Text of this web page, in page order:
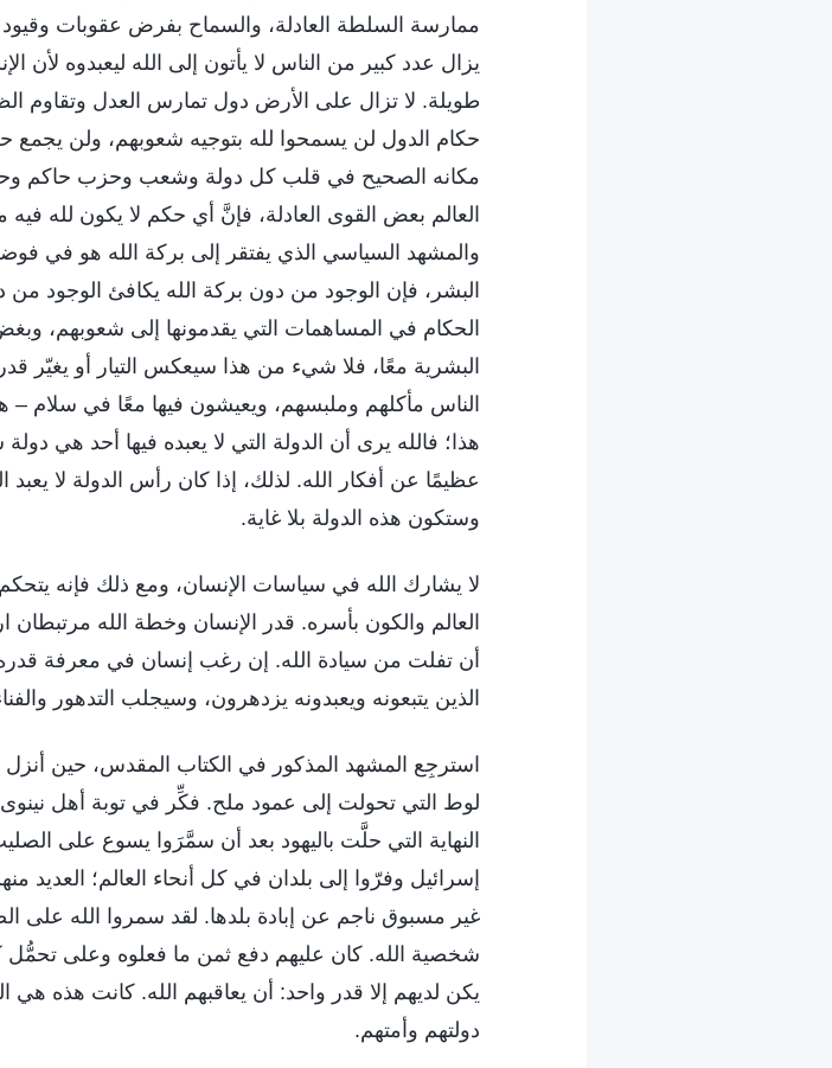
ممارسة السلطة العادلة، والسماح بفرض عقوبات وقيود
يزال عدد كبير من الناس لا يأتون إلى الله ليعبدوه لأن
طويلة. لا تزال على الأرض دول تمارس العدل وتقاوم
حكام الدول لن يسمحوا لله بتوجيه شعوبهم، ولن يجمع
مكانه الصحيح في قلب كل دولة وشعب وحزب حاكم
العالم بعض القوى العادلة، فإنَّ أي حكم لا يكون لله
والمشهد السياسي الذي يفتقر إلى بركة الله هو في
البشر، فإن الوجود من دون بركة الله يكافئ
الحكام في المساهمات التي يقدمونها إلى شعوبهم،
البشرية معًا، فلا شيء من هذا سيعكس التيار أو يغيّر قدر
الناس مأكلهم وملبسهم، ويعيشون فيها معًا في سلام –
هذا؛ فالله يرى أن الدولة التي لا يعبده فيها أحد هي دولة
عظيمًا عن أفكار الله. لذلك، إذا كان رأس الدولة لا يعبد
وستكون هذه الدولة بلا غاية.
لا يشارك الله في سياسات الإنسان، ومع ذلك فإنه
العالم والكون بأسره. قدر الإنسان وخطة الله
أن تفلت من سيادة الله. إن رغب إنسان في معرفة
الذين يتبعونه ويعبدونه يزدهرون، وسيجلب التدهور
استرجِع المشهد المذكور في الكتاب المقدس، حين
لوط التي تحولت إلى عمود ملح. فكِّر في توبة أهل
النهاية التي حلَّت باليهود بعد أن سمَّرَوا يسوع على
إسرائيل وفرّوا إلى بلدان في كل أنحاء العالم؛ العديد
غير مسبوق ناجم عن إبادة بلدها. لقد سمروا الله على
شخصية الله. كان عليهم دفع ثمن ما فعلوه وعلى تحمُّل
يكن لديهم إلا قدر واحد: أن يعاقبهم الله. كانت هذه هي
دولتهم وأمتهم.